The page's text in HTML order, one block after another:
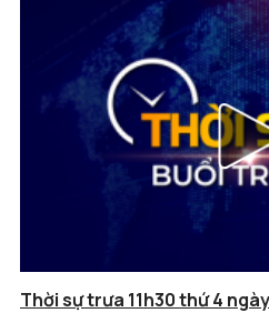
Thời sự trưa 11h30 thứ 4